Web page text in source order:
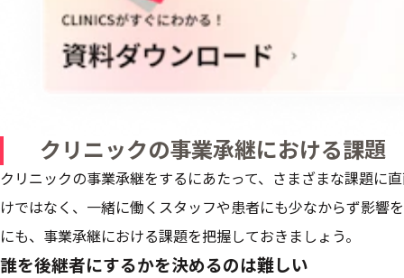
クリニックの事業承継における課題
クリニックの事業承継をするにあたって、さまざまな課題に
けではなく、一緒に働くスタッフや患者にも少なからず影響
にも、事業承継における課題を把握しておきましょう。
誰を後継者にするかを決めるのは難しい